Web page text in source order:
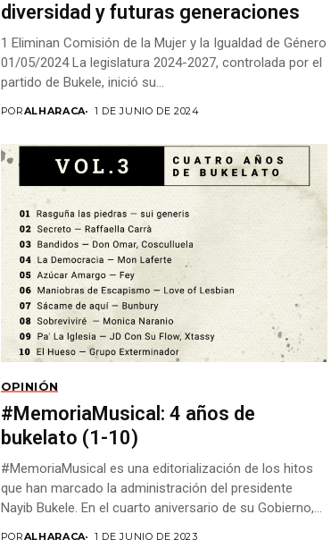
diversidad y futuras generaciones
1 Eliminan Comisión de la Mujer y la Igualdad de Género
01/05/2024 La legislatura 2024-2027, controlada por el
partido de Bukele, inició su...
PORALHARACA 1 DE JUNIO DE 2024
OPINIÓN
#MemoriaMusical: 4 años de
bukelato (1-10)
#MemoriaMusical es una editorialización de los hitos
que han marcado la administración del presidente
Nayib Bukele. En el cuarto aniversario de su Gobierno,...
PORALHARACA 1 DE JUNIO DE 2023